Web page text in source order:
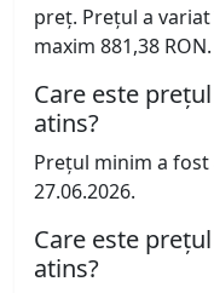
preț. Prețul a
maxim 881,38
Care este
atins?
Prețul minim a fost
27.06.2026.
Care este
atins?